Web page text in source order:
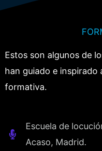
Estos son algunos de
han guiado e
formativa.
Escuela de
Acaso, Madrid.